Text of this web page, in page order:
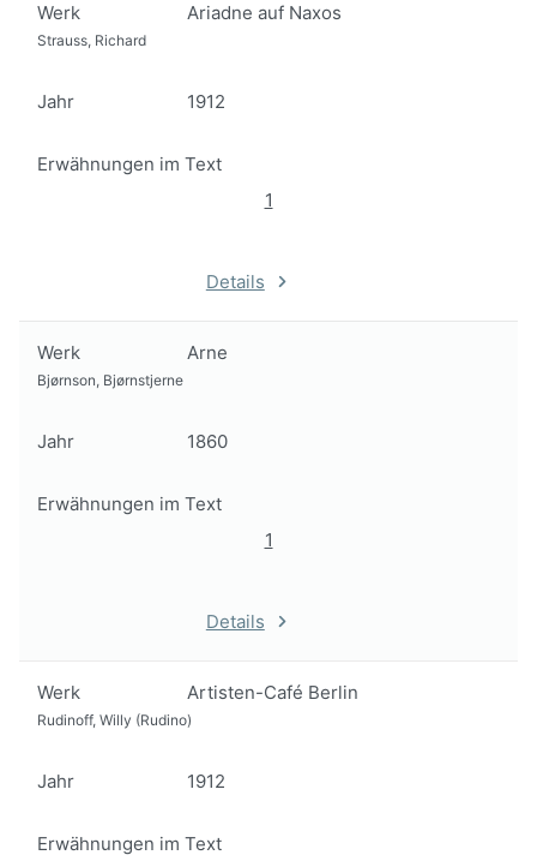
Werk Ariadne auf Naxos
Strauss, Richard
Jahr 1912
Erwähnungen im Text
1
Details
Werk Arne
Bjørnson, Bjørnstjerne
Jahr 1860
Erwähnungen im Text
1
Details
Werk Artisten-Café Berlin
Rudinoff, Willy (Rudino)
Jahr 1912
Erwähnungen im Text